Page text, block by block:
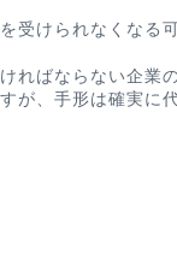
受けられなくなる
ればならない企業
が、手形は確実に